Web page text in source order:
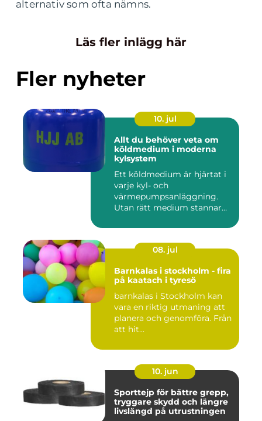
alternativ som ofta nämns.
Läs fler inlägg här
Fler nyheter
10. jul
Allt du behöver veta om
köldmedium i moderna
kylsystem
Ett köldmedium är hjärtat i
varje kyl- och
värmepumpsanläggning.
Utan rätt medium stannar
08. jul
Barnkalas i stockholm - fira
på kaatach i tyresö
barnkalas i Stockholm kan
vara en riktig utmaning att
planera och genomföra. Från
att hit...
10. jun
Sporttejp för bättre grepp,
tryggare skydd och längre
livslängd på utrustningen